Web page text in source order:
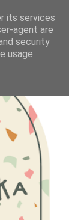
its services
agent are
security
usage